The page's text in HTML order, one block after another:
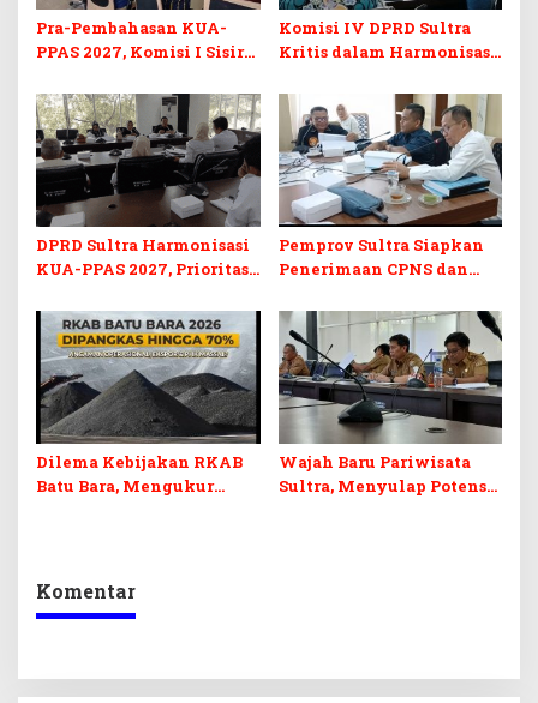
Pra-Pembahasan KUA-
PPAS 2027, Komisi I Sisir
Berkelanjutan
Komisi IV DPRD Sultra
Kritis dalam Harmonisasi
Perubahan APBD 2026
DPRD Sultra Harmonisasi
KUA-PPAS 2027, Prioritas
dan Pelunasan Utang
Infrastruktur
Pemprov Sultra Siapkan
Penerimaan CPNS dan
Desak Formasi Disabilitas
Dilema Kebijakan RKAB
Batu Bara, Mengukur
Wajah Baru Pariwisata
Sultra, Menyulap Potensi
Komentar